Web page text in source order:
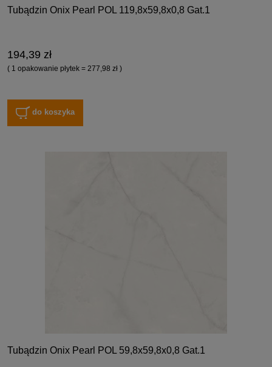
Tubądzin Onix Pearl POL 119,8x59,8x0,8 Gat.1
194,39 zł
( 1 opakowanie płytek = 277,98 zł )
do koszyka
Tubądzin Onix Pearl POL 59,8x59,8x0,8 Gat.1